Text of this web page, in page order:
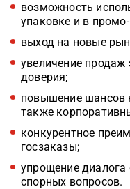
возможность
упаковке и в
выход на новые
увеличение продаж
доверия;
повышение шансов
также
конкурентное
госзаказы;
упрощение диалога
спорных вопросов.